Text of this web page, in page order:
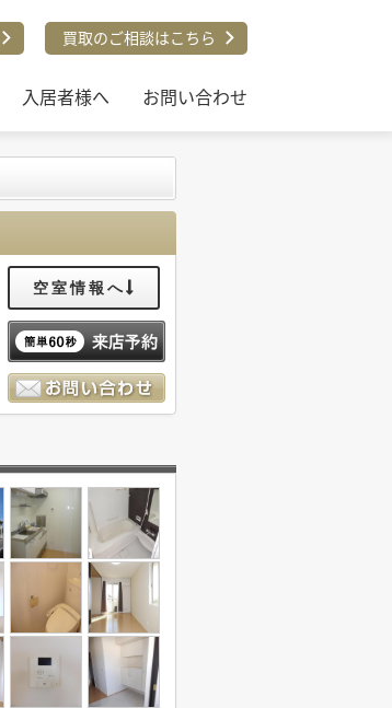
買取のご相談はこちら
入居者様へ お問い合わせ
空室情報へ